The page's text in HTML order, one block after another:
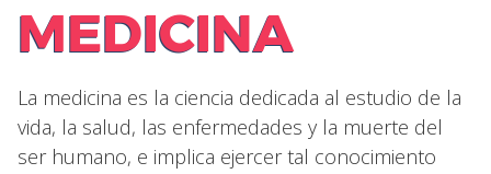
MEDICINA
La medicina es la ciencia dedicada al estudio de la
vida, la salud, las enfermedades y la muerte del
ser humano, e implica ejercer tal conocimiento